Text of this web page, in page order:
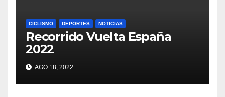
CICLISMO DEPORTES NOTICIAS
Recorrido Vuelta España
2022
AGO 18, 2022